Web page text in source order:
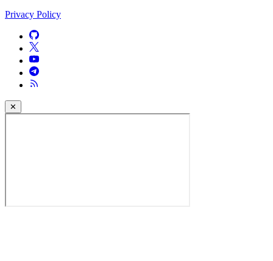
Privacy Policy
✕